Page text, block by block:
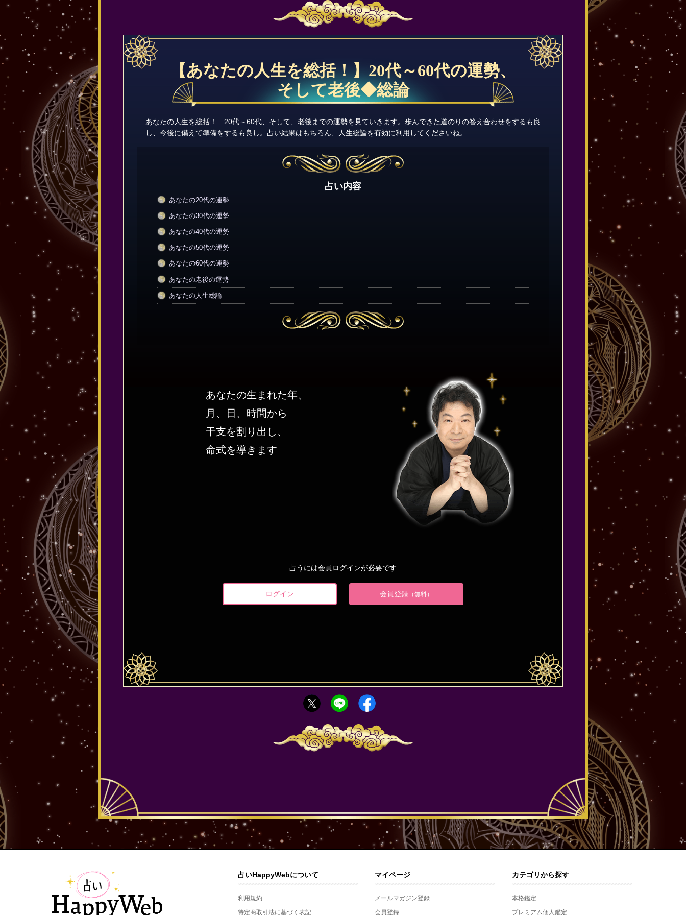
【あなたの人生を総括！】20代～60代の運勢、
そして老後◆総論
あなたの人生を総括！ 20代～60代、そして、老後までの運勢を見ていきます。歩んできた道のりの答え合わせをするも良
し、今後に備えて準備をするも良し。占い結果はもちろん、人生総論を有効に利用してくださいね。
占い内容
あなたの20代の運勢
あなたの30代の運勢
あなたの40代の運勢
あなたの50代の運勢
あなたの60代の運勢
あなたの老後の運勢
あなたの人生総論
あなたの生まれた年、
月、日、時間から
干支を割り出し、
命式を導きます
占うには会員ログインが必要です
ログイン 会員登録 （無料）
占いHappyWebについて
利用規約
特定商取引法に基づく表記
マイページ
メールマガジン登録
会員登録
カテゴリから探す
本格鑑定
プレミアム個人鑑定